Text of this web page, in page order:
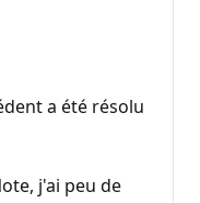
a été résolu
j'ai peu de